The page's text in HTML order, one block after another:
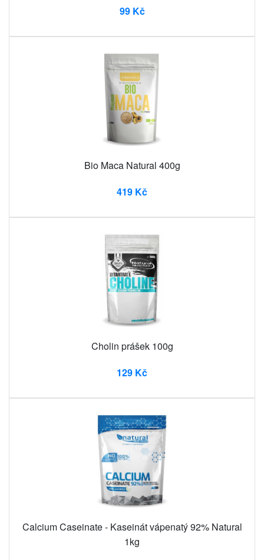
99 Kč
Bio Maca Natural 400g
419 Kč
Cholin prášek 100g
129 Kč
Calcium Caseinate - Kaseinát vápenatý 92% Natural
1kg